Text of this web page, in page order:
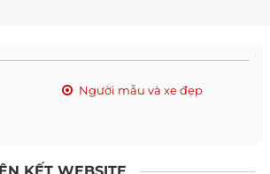
Người mẫu và xe đẹp